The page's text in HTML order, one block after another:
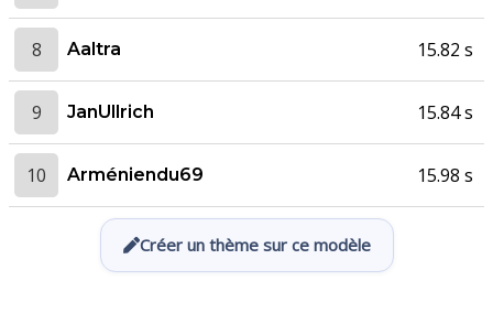
8 Aaltra 15.82 s
9 JanUllrich 15.84 s
10 Arméniendu69 15.98 s
Créer un thème sur ce modèle